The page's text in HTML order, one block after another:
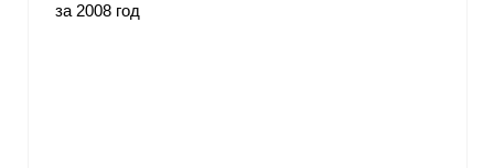
за 2008 год